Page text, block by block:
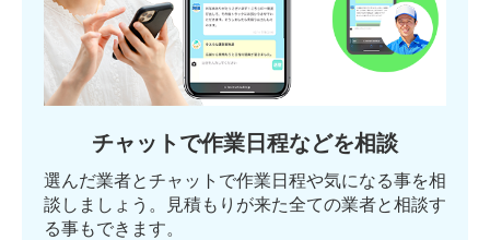
チャットで作業日程などを相談
選んだ業者とチャットで作業日程や気になる事を相
談しましょう。見積もりが来た全ての業者と相談す
る事もできます。